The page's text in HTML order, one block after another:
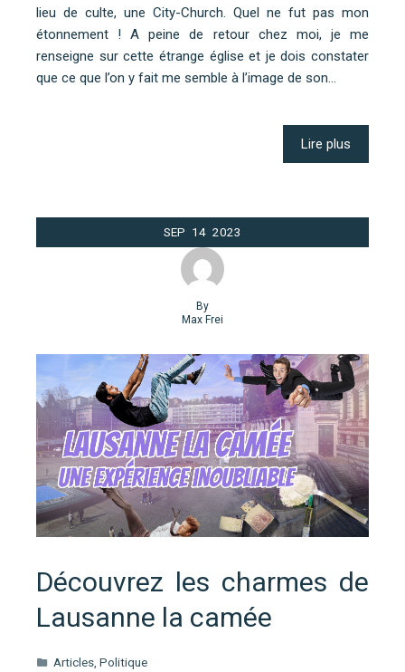
lieu de culte, une City-Church. Quel ne fut pas mon
étonnement ! A peine de retour chez moi, je me
renseigne sur cette étrange église et je dois constater
que ce que l’on y fait me semble à l’image de son…
Lire plus
SEP 14 2023
By
Max Frei
Découvrez les charmes de
Lausanne la camée
Articles Politique